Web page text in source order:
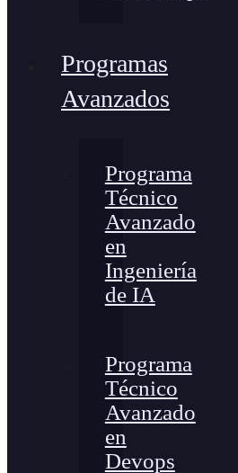
Programas
Avanzados
Programa
Técnico
Avanzado
en
Ingeniería
de IA
Programa
Técnico
Avanzado
en
Devops